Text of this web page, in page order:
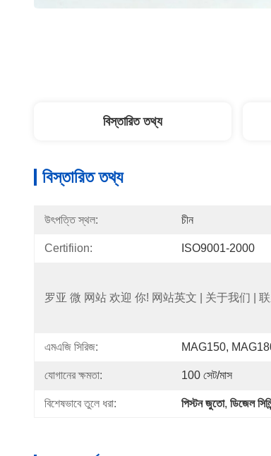
বিস্তারিত তথ্য
বিস্তারিত তথ্য
উৎপত্তি স্থল: চীন
Certifiion: ISO9001-2000
罗亚 微 网站 欢迎 你! 网站英文 | 关于我们 | 联
এমএজি সিরিজ: MAG150,
যোগানের ক্ষমতা: 100 সেট/মাস
বিশেষভাবে তুলে ধরা: পিস্টন জুতো, ডিজেল